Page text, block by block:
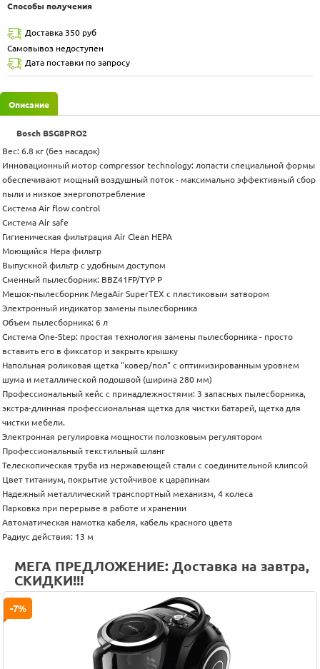
Способы получения
Доставка 350 руб
Самовывоз недоступен
Дата поставки по запросу
Описание
Bosch BSG8PRO2
Вес: 6.8 кг (без насадок)
Инновационный мотор compressor technology: лопасти специальной формы
обеспечивают мощный воздушный поток - максимально эффективный сбор
пыли и низкое энергопотребление
Система Air flow control
Система Air safe
Гигиеническая фильтрация Air Clean HEPA
Моющийся Hepa фильтр
Выпускной фильтр с удобным доступом
Сменный пылесборник: BBZ41FP/TYP P
Мешок-пылесборник MegaAir SuperTEX с пластиковым затвором
Электронный индикатор замены пылесборника
Объем пылесборника: 6 л
Система One-Step: простая технология замены пылесборника - просто
вставить его в фиксатор и закрыть крышку
Напольная роликовая щетка "ковер/пол" с оптимизированным уровнем
шума и металлической подошвой (ширина 280 мм)
Профессиональный кейс с принадлежностями: 3 запасных пылесборника,
экстра-длинная профессиональная щетка для чистки батарей, щетка для
чистки мебели.
Электронная регулировка мощности полозковым регулятором
Профессиональный текстильный шланг
Телескопическая труба из нержавеющей стали с соединительной клипсой
Цвет титаниум, покрытие устойчивое к царапинам
Надежный металлический транспортный механизм, 4 колеса
Парковка при перерыве в работе и хранении
Автоматическая намотка кабеля, кабель красного цвета
Радиус действия: 13 м
МЕГА ПРЕДЛОЖЕНИЕ: Доставка на завтра,
СКИДКИ!!!
-7%